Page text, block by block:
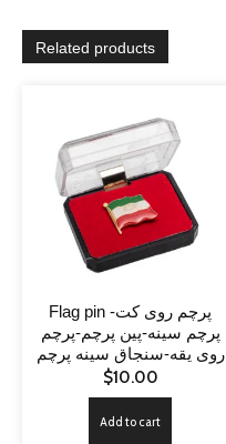
Related products
Flag pin پرچم روی کت-
پرچم سینه-پین پرچم-پرچم
روی یقه-سنجاق سینه پرچم
$10.00
Add to cart